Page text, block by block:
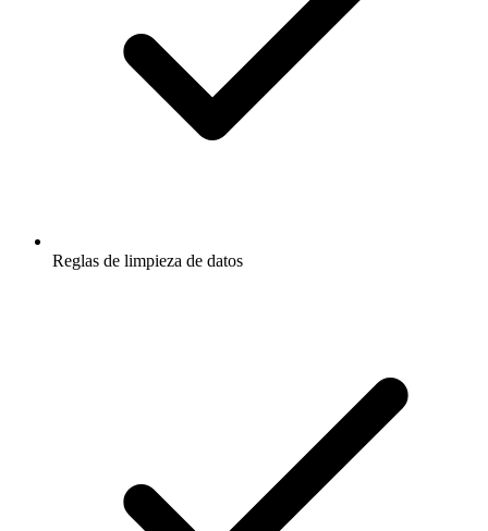
Reglas de limpieza de datos